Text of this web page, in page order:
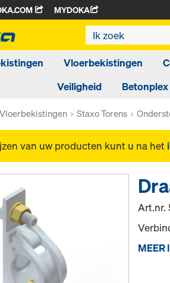
MYDOKA
Vloerbekistingen
Veiligheid
Betonplex
Vloerbekistingen Staxo Torens
van uw producten kunt u na het
Art.nr.
MEER